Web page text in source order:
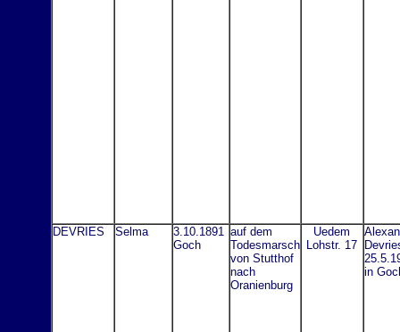
DEVRIES Selma
3.10.1891
Goch
auf dem
Todesmarsch
von Stutthof
nach
Oranienburg
Uedem
Lohstr. 17
in